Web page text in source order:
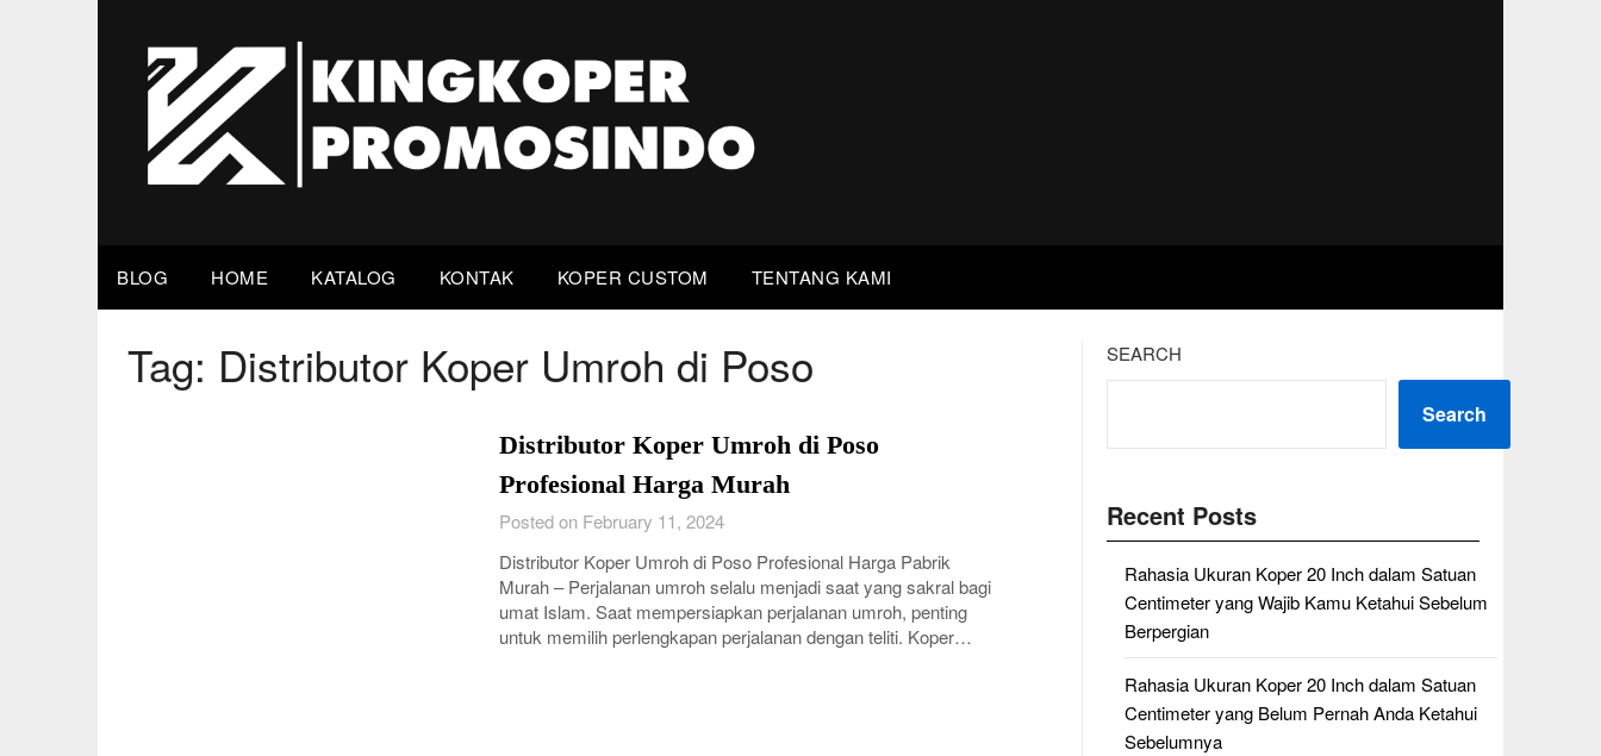
BLOG HOME KATALOG KONTAK KOPER CUSTOM TENTANG KAMI
Tag: Distributor Koper Umroh di Poso
Distributor Koper Umroh di Poso
Profesional Harga Murah
Posted on February 11, 2024
Distributor Koper Umroh di Poso Profesional Harga Pabrik
Murah – Perjalanan umroh selalu menjadi saat yang sakral bagi
umat Islam. Saat mempersiapkan perjalanan umroh, penting
untuk memilih perlengkapan perjalanan dengan teliti. Koper…
SEARCH
Search
Recent Posts
Rahasia Ukuran Koper 20 Inch dalam Satuan
Centimeter yang Wajib Kamu Ketahui Sebelum
Berpergian
Rahasia Ukuran Koper 20 Inch dalam Satuan
Centimeter yang Belum Pernah Anda Ketahui
Sebelumnya